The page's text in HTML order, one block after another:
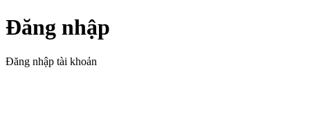
Đăng nhập
Đăng nhập tài khoản